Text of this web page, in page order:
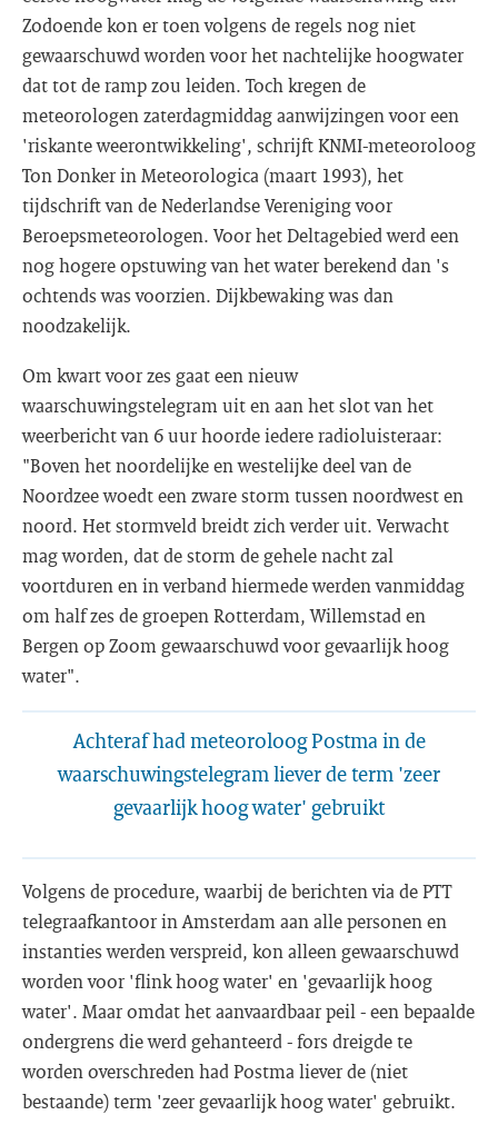
Zodoende kon er toen volgens de regels nog niet
gewaarschuwd worden voor het nachtelijke hoogwater
dat tot de ramp zou leiden. Toch kregen de
meteorologen zaterdagmiddag aanwijzingen voor een
'riskante weerontwikkeling', schrijft KNMI-meteoroloog
Ton Donker in Meteorologica (maart 1993), het
tijdschrift van de Nederlandse Vereniging voor
Beroepsmeteorologen. Voor het Deltagebied werd een
nog hogere opstuwing van het water berekend dan 's
ochtends was voorzien. Dijkbewaking was dan
noodzakelijk.
Om kwart voor zes gaat een nieuw
waarschuwingstelegram uit en aan het slot van het
weerbericht van 6 uur hoorde iedere radioluisteraar:
"Boven het noordelijke en westelijke deel van de
Noordzee woedt een zware storm tussen noordwest en
noord. Het stormveld breidt zich verder uit. Verwacht
mag worden, dat de storm de gehele nacht zal
voortduren en in verband hiermede werden vanmiddag
om half zes de groepen Rotterdam, Willemstad en
Bergen op Zoom gewaarschuwd voor gevaarlijk hoog
water".
Achteraf had meteoroloog Postma in de
waarschuwingstelegram liever de term 'zeer
gevaarlijk hoog water' gebruikt
Volgens de procedure, waarbij de berichten via de PTT
telegraafkantoor in Amsterdam aan alle personen en
instanties werden verspreid, kon alleen gewaarschuwd
worden voor 'flink hoog water' en 'gevaarlijk hoog
water'. Maar omdat het aanvaardbaar peil - een bepaalde
ondergrens die werd gehanteerd - fors dreigde te
worden overschreden had Postma liever de (niet
bestaande) term 'zeer gevaarlijk hoog water' gebruikt.